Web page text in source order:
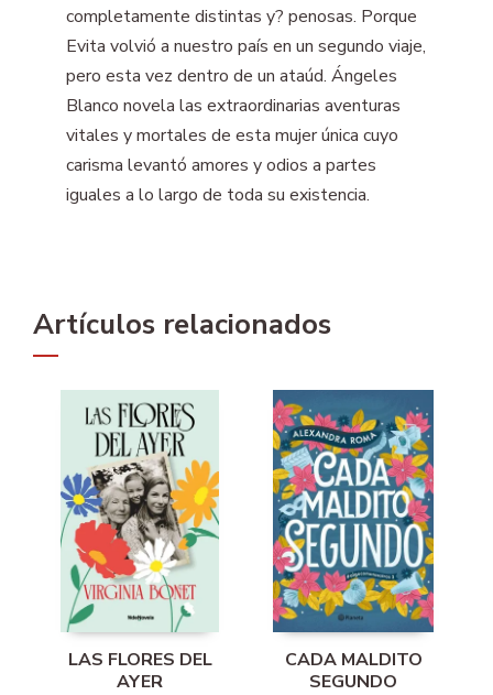
completamente distintas y? penosas. Porque
Evita volvió a nuestro país en un segundo viaje,
pero esta vez dentro de un ataúd. Ángeles
Blanco novela las extraordinarias aventuras
vitales y mortales de esta mujer única cuyo
carisma levantó amores y odios a partes
iguales a lo largo de toda su existencia.
Artículos relacionados
LAS FLORES DEL
AYER
CADA MALDITO
SEGUNDO